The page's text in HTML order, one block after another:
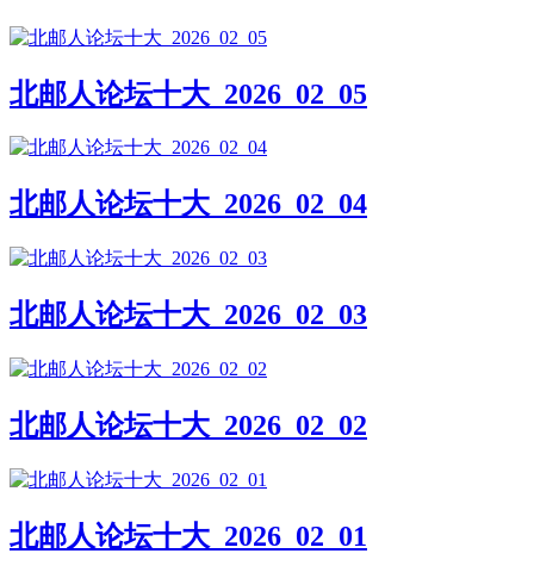
北邮人论坛十大_2026_02_05
北邮人论坛十大_2026_02_04
北邮人论坛十大_2026_02_03
北邮人论坛十大_2026_02_02
北邮人论坛十大_2026_02_01